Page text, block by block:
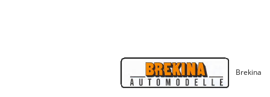
Brekina